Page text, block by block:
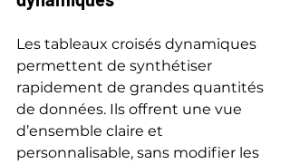
Les tableaux croisés dynamiques
permettent de synthétiser
rapidement de grandes quantités
de données. Ils offrent une vue
d’ensemble claire et
personnalisable, sans modifier les